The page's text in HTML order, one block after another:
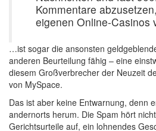
Kommentare
eigenen Online-Casinos
…ist sogar die ansonsten
anderen Beurteilung fähig – eine
diesem Großverbrecher der Neuzeit
von MySpace.
Das ist aber keine Entwarnung, denn
andernorts herum. Die Spam hört
Gerichtsurteile auf, ein lohnendes